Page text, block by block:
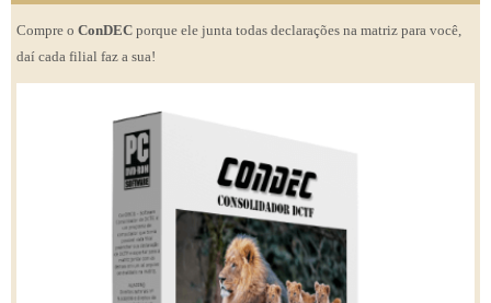
Compre o ConDEC porque ele junta todas declarações na matriz para você,
daí cada filial faz a sua!